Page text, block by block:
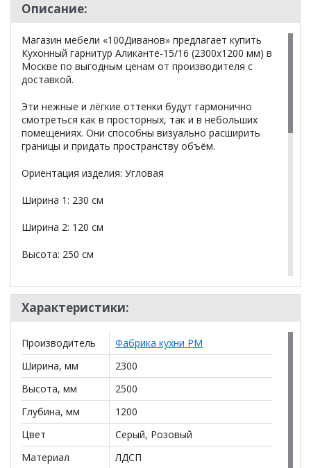
Описание:
Магазин мебели «100Диванов» предлагает купить
Кухонный гарнитур Аликанте-15/16 (2300х1200 мм) в
Москве по выгодным ценам от производителя с
доставкой.
Эти нежные и лёгкие оттенки будут гармонично
смотреться как в просторных, так и в небольших
помещениях. Они способны визуально расширить
границы и придать пространству объём.
Ориентация изделия: Угловая
Ширина 1: 230 см
Ширина 2: 120 см
Высота: 250 см
Материал фасада: МДФ
Материал корпуса: ЛДСП
Аликанте 9: Цвет фасада: Шарли Pink, Шарли белый,
корпус Серый, столешница 28мм: Каспий черный
Аликанте 10: Цвет фасада: Чесура светлая, Чесура
темная, корпус Дуб сонома, столешница 28мм Дуб
сонома
Характеристики:
Производитель
Фабрика кухни РМ
Ширина, мм
2300
Высота, мм
2500
Глубина, мм
1200
Цвет
Серый, Розовый
Материал
ЛДСП